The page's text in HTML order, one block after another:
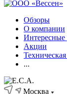
Обзоры
О компании
Интересные
Акции
...
Москва